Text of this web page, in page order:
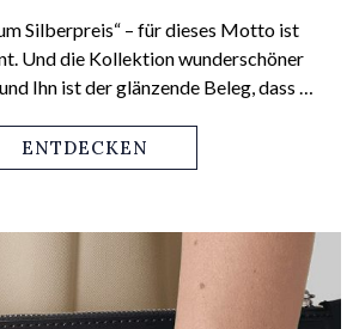
Silberpreis“ – für dieses Motto ist
Und die Kollektion wunderschöner
Ihn ist der glänzende Beleg, dass es
ENTDECKEN